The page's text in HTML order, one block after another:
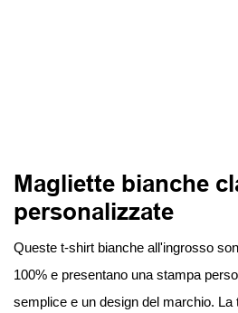
Magliette bianche
personalizzate
Queste t-shirt bianche all'ingrosso
100% e presentano una stampa
semplice e un design del marchio.